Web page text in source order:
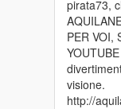
pirata73,
PER VOI,
visione.
http://